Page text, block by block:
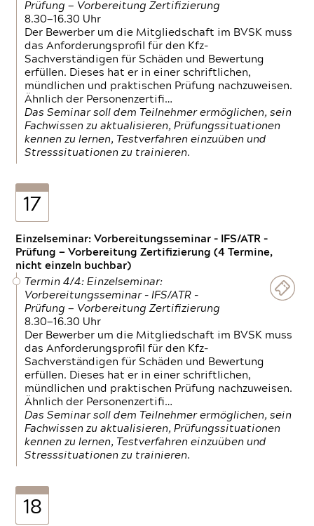
Prüfung — Vorbereitung Zertifizierung
8.30—16.30 Uhr
Der Bewerber um die Mitgliedschaft im BVSK muss
das Anforderungsprofil für den Kfz-
Sachverständigen für Schäden und Bewertung
erfüllen. Dieses hat er in einer schriftlichen,
mündlichen und praktischen Prüfung nachzuweisen.
Ähnlich der Personenzertifi…
Das Seminar soll dem Teilnehmer ermöglichen, sein
Fachwissen zu aktualisieren, Prüfungssituationen
kennen zu lernen, Testverfahren einzuüben und
Stresssituationen zu trainieren.
17
Einzelseminar: Vorbereitungsseminar - IFS/ATR -
Prüfung — Vorbereitung Zertifizierung (4 Termine,
nicht einzeln buchbar)
Termin 4/4: Einzelseminar:
Vorbereitungsseminar - IFS/ATR -
Prüfung — Vorbereitung Zertifizierung
8.30—16.30 Uhr
Der Bewerber um die Mitgliedschaft im BVSK muss
das Anforderungsprofil für den Kfz-
Sachverständigen für Schäden und Bewertung
erfüllen. Dieses hat er in einer schriftlichen,
mündlichen und praktischen Prüfung nachzuweisen.
Ähnlich der Personenzertifi…
Das Seminar soll dem Teilnehmer ermöglichen, sein
Fachwissen zu aktualisieren, Prüfungssituationen
kennen zu lernen, Testverfahren einzuüben und
Stresssituationen zu trainieren.
18